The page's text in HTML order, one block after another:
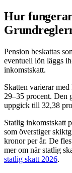
Hur
Pension beskattas
eventuell lön läggs
inkomstskatt.
Skatten varierar
29–35 procent. Den
uppgick till 32,38
Statlig inkomstskatt
som överstiger
kronor per år. De
mer om när statlig
statlig skatt 2026.